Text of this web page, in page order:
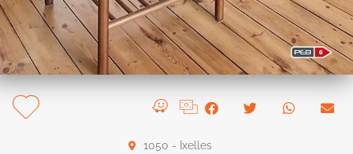
1050 - Ixelles